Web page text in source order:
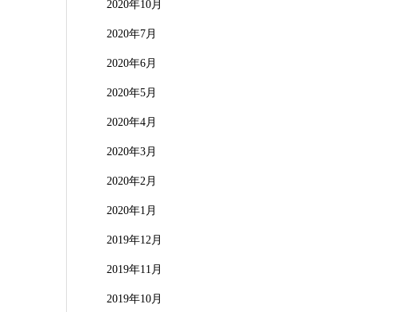
2020年10月
2020年7月
2020年6月
2020年5月
2020年4月
2020年3月
2020年2月
2020年1月
2019年12月
2019年11月
2019年10月